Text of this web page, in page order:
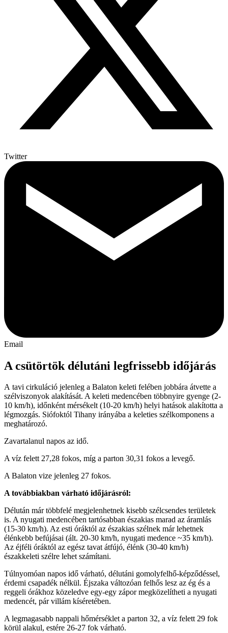
Twitter
Email
A csütörtök délutáni legfrissebb időjárás
A tavi cirkuláció jelenleg a Balaton keleti felében jobbára átvette a
szélviszonyok alakítását. A keleti medencében többnyire gyenge (2-
10 km/h), időnként mérsékelt (10-20 km/h) helyi hatások alakította a
légmozgás. Siófoktól Tihany irányába a keleties szélkomponens a
meghatározó.
Zavartalanul napos az idő.
A víz felett 27,28 fokos, míg a parton 30,31 fokos a levegő.
A Balaton vize jelenleg 27 fokos.
A továbbiakban várható időjárásról:
Délután már többfelé megjelenhetnek kisebb szélcsendes területek
is. A nyugati medencében tartósabban északias marad az áramlás
(15-30 km/h). Az esti óráktól az északias szélnek már lehetnek
élénkebb befújásai (ált. 20-30 km/h, nyugati medence ~35 km/h).
Az éjféli óráktól az egész tavat átfújó, élénk (30-40 km/h)
északkeleti szélre lehet számítani.
Túlnyomóan napos idő várható, délutáni gomolyfelhő-képződéssel,
érdemi csapadék nélkül. Éjszaka változóan felhős lesz az ég és a
reggeli órákhoz közeledve egy-egy zápor megközelítheti a nyugati
medencét, pár villám kíséretében.
A legmagasabb nappali hőmérséklet a parton 32, a víz felett 29 fok
körül alakul, estére 26-27 fok várható.